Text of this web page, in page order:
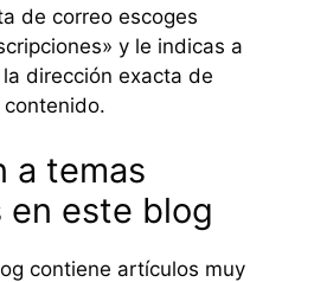
de correo escoges
y le indicas a
dirección exacta de
a temas
este blog
contiene artículos muy